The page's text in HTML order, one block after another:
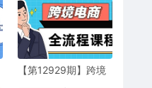
【第12929期】跨境